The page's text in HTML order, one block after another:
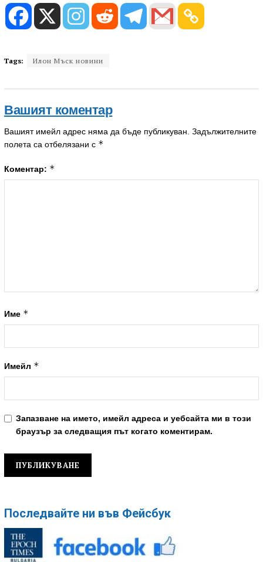
Tags: Илон Мъск новини
Вашият коментар
Вашият имейл адрес няма да бъде публикуван. Задължителните
полета са отбелязани с *
Коментар: *
Име *
Имейл *
Запазване на името, имейл адреса и уебсайта ми в този
браузър за следващия път когато коментирам.
Последвайте ни във Фейсбук